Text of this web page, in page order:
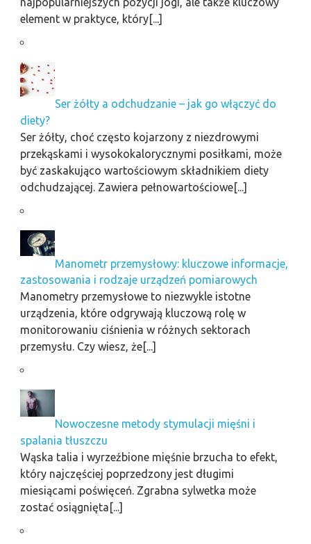
element w praktyce, który[...]
Ser żółty a odchudzanie – jak go włączyć do
diety?
Ser żółty, choć często kojarzony z niezdrowymi
przekąskami i wysokokalorycznymi posiłkami, może
być zaskakująco wartościowym składnikiem diety
odchudzającej. Zawiera pełnowartościowe[...]
Manometr przemysłowy: kluczowe informacje,
zastosowania i rodzaje urządzeń pomiarowych
Manometry przemysłowe to niezwykle istotne
urządzenia, które odgrywają kluczową rolę w
monitorowaniu ciśnienia w różnych sektorach
przemysłu. Czy wiesz, że[...]
Nowoczesne metody stymulacji mięśni i
spalania tłuszczu
Wąska talia i wyrzeźbione mięśnie brzucha to efekt,
który najczęściej poprzedzony jest długimi
miesiącami poświęceń. Zgrabna sylwetka może
zostać osiągnięta[...]